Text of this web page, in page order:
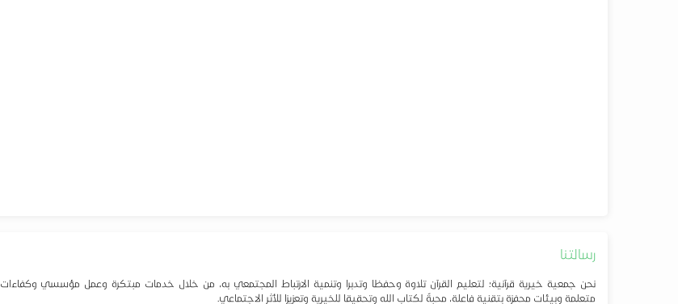
رسالتنا
نحن جمعية خيرية قرآنية؛ لتعليم القرآن تلاوة وحفظا وتدبرا وتنمية الارتباط المجتمعي به، من خلال خدمات مبتكرة وعمل مؤسسي وكفاءات
متعلمة وبيئات محفزة بتقنية فاعلة، محبةً لكتاب الله وتحقيقا للخيرية وتعزيزا للأثر الاجتماعي.